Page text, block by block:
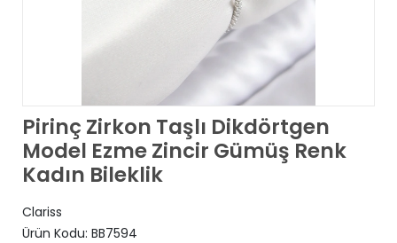
Pirinç Zirkon Taşlı Dikdörtgen
Model Ezme Zincir Gümüş Renk
Kadın Bileklik
Clariss
Ürün Kodu: BB7594